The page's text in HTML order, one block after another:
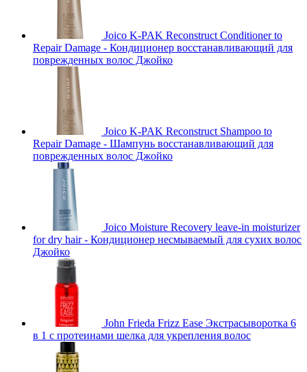
Joico K-PAK Reconstruct Conditioner to
Repair Damage - Кондиционер восстанавливающий для
поврежденных волос Джойко
Joico K-PAK Reconstruct Shampoo to
Repair Damage - Шампунь восстанавливающий для
поврежденных волос Джойко
Joico Moisture Recovery leave-in moisturizer
for dry hair - Кондиционер несмываемый для сухих волос
Джойко
John Frieda Frizz Ease Экстраcыворотка 6
в 1 c протеинами шелка для укрепления волос